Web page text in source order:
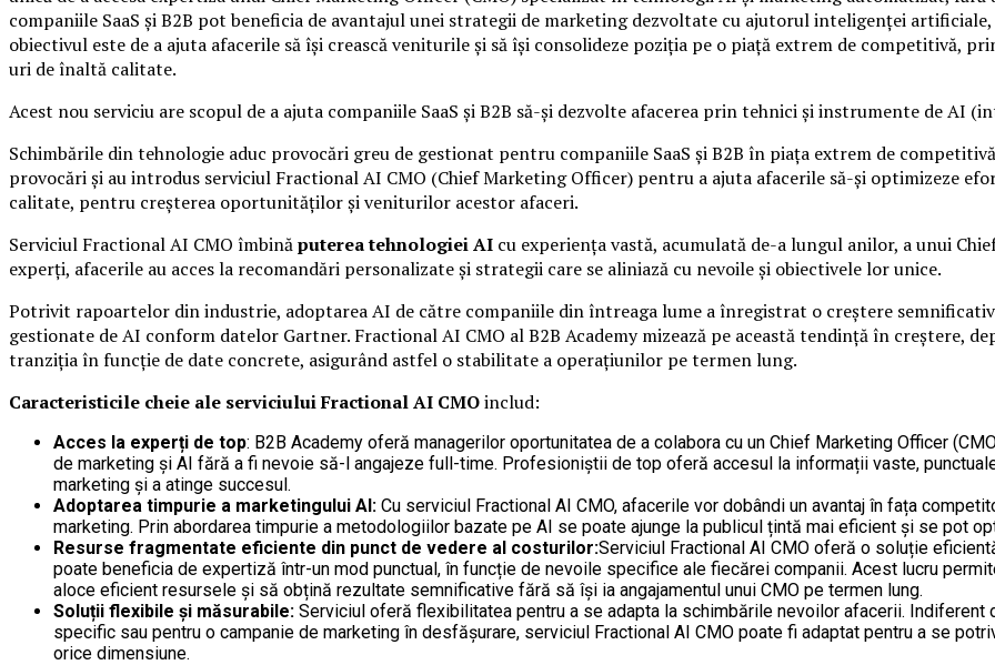
companiile SaaS și B2B pot beneficia de avantajul unei strategii de marketing dezvoltate cu ajutorul inteligenței
obiectivul este de a ajuta afacerile să își crească veniturile și să își consolideze poziția pe o piață extrem de competitivă,
uri de înaltă calitate.
Acest nou serviciu are scopul de a ajuta companiile SaaS și B2B să-și dezvolte afacerea prin tehnici și instrumente de AI
Schimbările din tehnologie aduc provocări greu de gestionat pentru companiile SaaS și B2B în piața extrem de
provocări și au introdus serviciul Fractional AI CMO (Chief Marketing Officer) pentru a ajuta afacerile să-și optimizeze
calitate, pentru creșterea oportunităților și veniturilor acestor afaceri.
Serviciul Fractional AI CMO îmbinăputerea tehnologiei AI cu experiența vastă, acumulată de-a lungul anilor, a unui
experți, afacerile au acces la recomandări personalizate și strategii care se aliniază cu nevoile și obiectivele lor unice.
Potrivit rapoartelor din industrie, adoptarea AI de către companiile din întreaga lume a înregistrat o creștere
gestionate de AI conform datelor Gartner. Fractional AI CMO al B2B Academy mizează pe această tendință în creștere,
tranziția în funcție de date concrete, asigurând astfel o stabilitate a operațiunilor pe termen lung.
Caracteristicile cheie ale serviciului Fractional AI CMOinclud:
Acces la experți de top: B2B Academy oferă managerilor oportunitatea de a colabora cu un Chief Marketing Officer
de marketing și AI fără a fi nevoie să-l angajeze full-time. Profesioniștii de top oferă accesul la informații vaste,
marketing și a atinge succesul.
Adoptarea timpurie a marketingului AI: Cu serviciul Fractional AI CMO, afacerile vor dobândi un avantaj în fața
marketing. Prin abordarea timpurie a metodologiilor bazate pe AI se poate ajunge la publicul țintă mai eficient și se pot
Resurse fragmentate eficiente din punct de vedere al costurilor:Serviciul Fractional AI CMO oferă o soluție
poate beneficia de expertiză într-un mod punctual, în funcție de nevoile specifice ale fiecărei companii. Acest lucru
aloce eficient resursele și să obțină rezultate semnificative fără să își ia angajamentul unui CMO pe termen lung.
Soluții flexibile și măsurabile: Serviciul oferă flexibilitatea pentru a se adapta la schimbările nevoilor afacerii.
specific sau pentru o campanie de marketing în desfășurare, serviciul Fractional AI CMO poate fi adaptat pentru a se
orice dimensiune.